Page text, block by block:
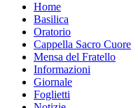
Home
Basilica
Oratorio
Cappella Sacro Cuore
Mensa del Fratello
Informazioni
Giornale
Foglietti